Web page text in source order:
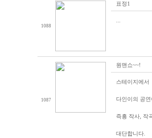
1088
표정1
1087
원맨쇼~~!
스테이지에서
다인이의 공
즉흥 작사, 작
대단합니다.